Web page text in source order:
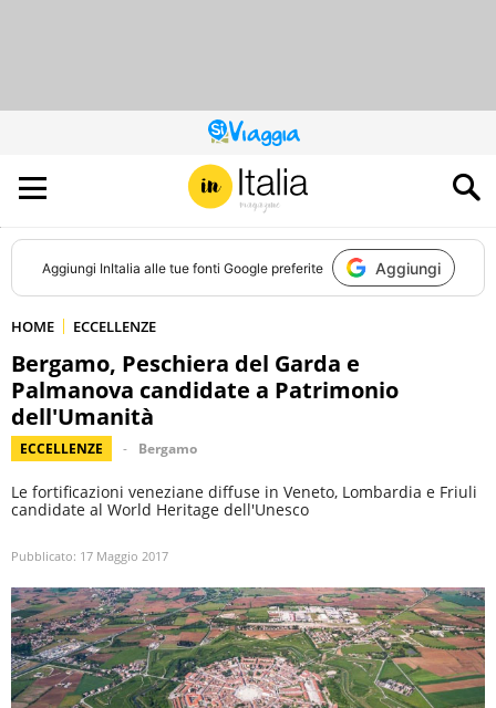
QUESTO
SITO
CONTRIBUISCE
ALL’AUDIENCE
DI
Aggiungi InItalia alle tue fonti Google preferite Aggiungi
HOME ECCELLENZE
Bergamo, Peschiera del Garda e
Palmanova candidate a Patrimonio
dell'Umanità
ECCELLENZE Bergamo
Le fortificazioni veneziane diffuse in Veneto, Lombardia e Friuli
candidate al World Heritage dell'Unesco
Pubblicato: 17 Maggio 2017